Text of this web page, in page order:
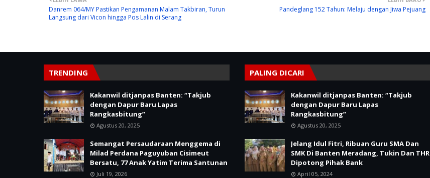
Pandeglang 152 Tahun: Melaju dengan Jiwa Pejuang
Danrem 064/MY Pastikan Pengamanan Malam Takbiran, Turun
Langsung dari Vicon hingga Pos Lalin di Serang
TRENDING
Kakanwil ditjanpas Banten: “Takjub
dengan Dapur Baru Lapas
Rangkasbitung”
Agustus 20, 2025
Semangat Persaudaraan Menggema di
Milad Perdana Paguyuban Cisimeut
Bersatu, 77 Anak Yatim Terima Santunan
Juli 19, 2026
PALING DICARI
Kakanwil ditjanpas Banten: “Takjub
dengan Dapur Baru Lapas
Rangkasbitung”
Agustus 20, 2025
Jelang Idul Fitri, Ribuan Guru SMA Dan
SMK Di Banten Meradang, Tukin Dan THR
Dipotong Pihak Bank
April 05, 2024